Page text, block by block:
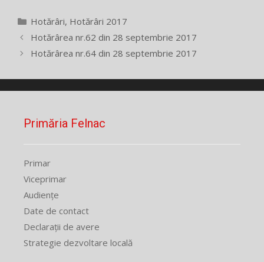
Categorii
Hotărâri, Hotărâri 2017
Hotărârea nr.62 din 28 septembrie 2017
Hotărârea nr.64 din 28 septembrie 2017
Primăria Felnac
Primar
Viceprimar
Audiențe
Date de contact
Declarații de avere
Strategie dezvoltare locală